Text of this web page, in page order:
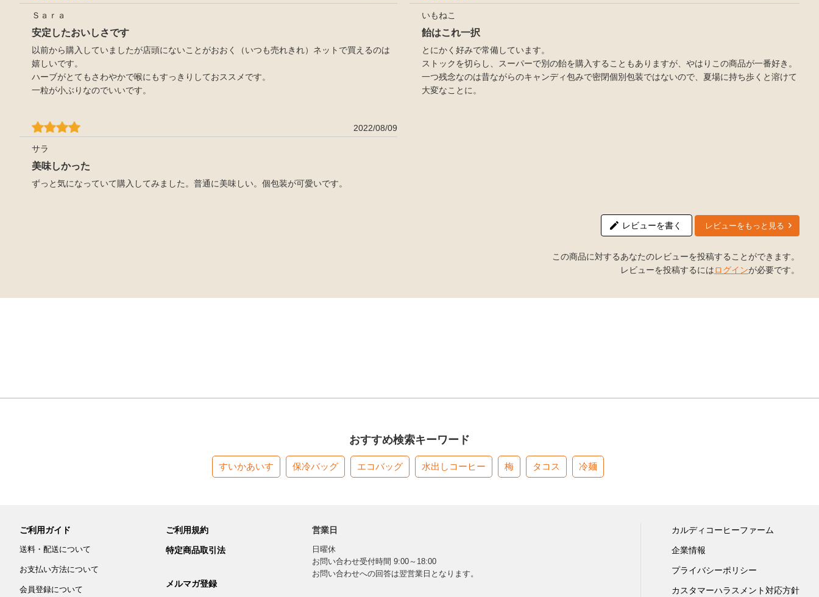
Ｓａｒａ
安定したおいしさです
以前から購入していましたが店頭にないことがおおく（いつも売れきれ）ネットで買えるのは
嬉しいです。
ハーブがとてもさわやかで喉にもすっきりしておススメです。
一粒が小ぶりなのでいいです。
いもねこ
飴はこれ一択
とにかく好みで常備しています。
ストックを切らし、スーパーで別の飴を購入することもありますが、やはりこの商品が一番好き。
一つ残念なのは昔ながらのキャンディ包みで密閉個別包装ではないので、夏場に持ち歩くと溶けて
大変なことに。
2022/08/09
サラ
美味しかった
ずっと気になっていて購入してみました。普通に美味しい。個包装が可愛いです。
レビューを書く レビューをもっと見る
この商品に対するあなたのレビューを投稿することができます。
レビューを投稿するにはログインが必要です。
おすすめ検索キーワード
すいかあいす 保冷バッグ エコバッグ 水出しコーヒー 梅 タコス 冷麺
ご利用ガイド
送料・配送について
お支払い方法について
会員登録について
ご利用規約
特定商品取引法
メルマガ登録
営業日
日曜休
お問い合わせ受付時間 9:00～18:00
お問い合わせへの回答は翌営業日となります。
カルディコーヒーファーム
企業情報
プライバシーポリシー
カスタマーハラスメント対応方針